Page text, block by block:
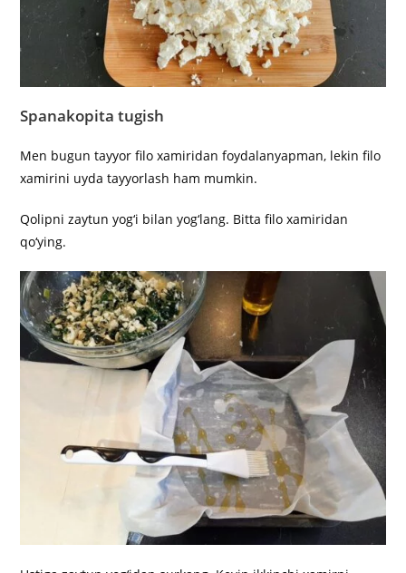
Spanakopita tugish
Men bugun tayyor filo xamiridan foydalanyapman, lekin filo
xamirini uyda tayyorlash ham mumkin.
Qolipni zaytun yog‘i bilan yog‘lang. Bitta filo xamiridan
qo‘ying.